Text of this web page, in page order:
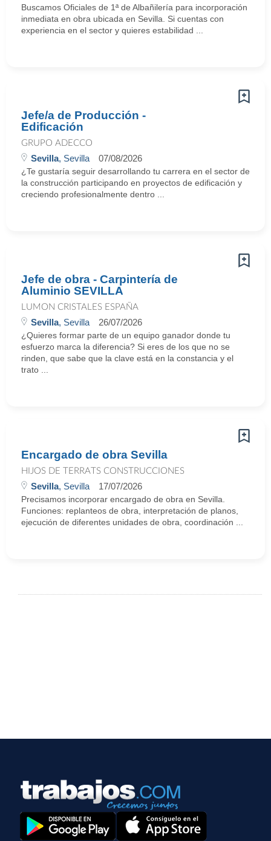
Buscamos Oficiales de 1ª de Albañilería para incorporación
inmediata en obra ubicada en Sevilla. Si cuentas con
experiencia en el sector y quieres estabilidad ...
Jefe/a de Producción -
Edificación
GRUPO ADECCO
Sevilla, Sevilla 07/08/2026
¿Te gustaría seguir desarrollando tu carrera en el sector de
la construcción participando en proyectos de edificación y
creciendo profesionalmente dentro ...
Jefe de obra - Carpintería de
Aluminio SEVILLA
LUMON CRISTALES ESPAÑA
Sevilla, Sevilla 26/07/2026
¿Quieres formar parte de un equipo ganador donde tu
esfuerzo marca la diferencia? Si eres de los que no se
rinden, que sabe que la clave está en la constancia y el
trato ...
Encargado de obra Sevilla
HIJOS DE TERRATS CONSTRUCCIONES
Sevilla, Sevilla 17/07/2026
Precisamos incorporar encargado de obra en Sevilla.
Funciones: replanteos de obra, interpretación de planos,
ejecución de diferentes unidades de obra, coordinación ...